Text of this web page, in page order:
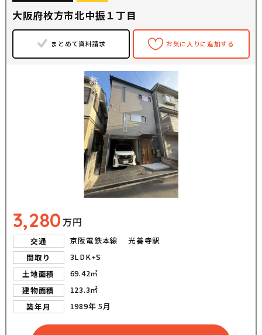
大阪府枚方市北中振１丁目
まとめて資料請求 お気に入りに追加する
3,280万円
交通
京阪電鉄本線 光善寺駅
間取り
3LDK+S
土地面積
69.42㎡
建物面積
123.3㎡
築年月
1989年 5月